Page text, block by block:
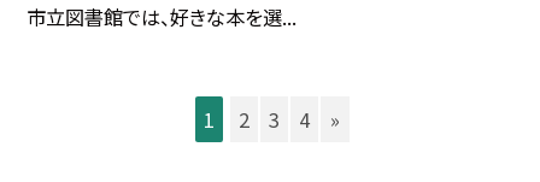
市立図書館では、好きな本を選...
1 2 3 4 »